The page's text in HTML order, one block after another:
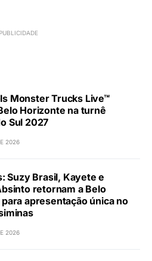
Monster Trucks Live™
Horizonte na turnê
Sul 2027
2026
Suzy Brasil, Kayete e
retornam a Belo
apresentação única no
2026